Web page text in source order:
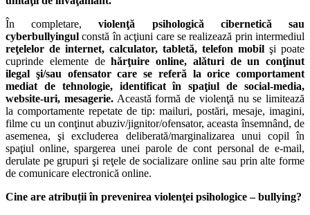
În completare,violenţă psihologică cibernetică sau
cyberbullyingul constă în acţiuni care se realizează prin intermediul
reţelelor de internet, calculator, tabletă, telefon mobil şi poate
cuprinde elemente dehărţuire online, alături de un conţinut
ilegal şi/sau ofensator care se referă la orice comportament
mediat de tehnologie, identificat în spaţiul de social-media,
website-uri, mesagerie.Această formă de violenţă nu se limitează
la comportamente repetate de tip: mailuri, postări, mesaje, imagini,
filme cu un conţinut abuziv/jignitor/ofensator, aceasta însemnând, de
asemenea, şi excluderea deliberată/marginalizarea unui copil în
spaţiul online, spargerea unei parole de cont personal de e-mail,
derulate pe grupuri şi reţele de socializare online sau prin alte forme
de comunicare electronică online.
Cine are atribuții în prevenirea violenţei psihologice – bullying?